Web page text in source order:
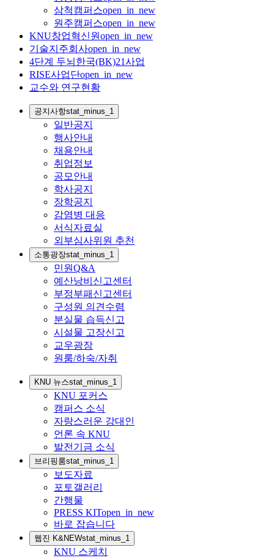
삼척캠퍼스open_in_new
원주캠퍼스open_in_new
KNU창업혁신원open_in_new
기술지주회사open_in_new
4단계 두뇌한국(BK)21사업
RISE사업단open_in_new
교수와 연구현황
공지사항stat_minus_1
일반공지
행사안내
채용안내
취업정보
공모안내
학사공지
장학공지
감염병 대응
서식자료실
외부심사위원 추천
소통광장stat_minus_1
민원Q&A
예산낭비신고센터
부정부패신고센터
구성원 의견수렴
분실물 습득신고
시설물 고장신고
교우광장
원룸/하숙/자취
KNU 뉴스stat_minus_1
KNU 포커스
캠퍼스 소식
자랑스러운 강대인
언론 속 KNU
발전기금 소식
브리핑룸stat_minus_1
보도자료
포토갤러리
간행물
PRESS KITopen_in_new
바로 잡습니다
웹진 K&NEWstat_minus_1
KNU 스케치